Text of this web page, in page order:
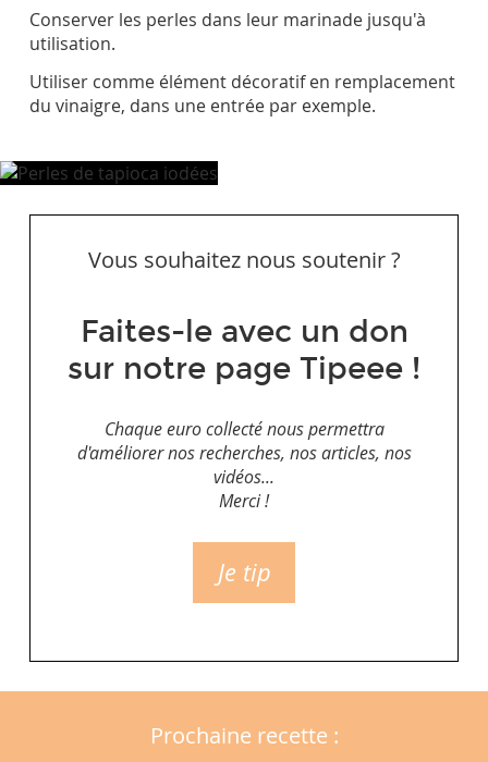
Conserver les perles dans leur marinade jusqu'à
utilisation.
Utiliser comme élément décoratif en remplacement
du vinaigre, dans une entrée par exemple.
Vous souhaitez nous soutenir ?
Faites-le avec un don
sur notre page Tipeee !
Chaque euro collecté nous permettra
d'améliorer nos recherches, nos articles, nos
vidéos...
Merci !
Je tip
Prochaine recette :